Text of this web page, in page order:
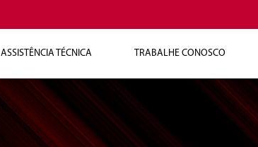
ASSISTÊNCIA TÉCNICA TRABALHE CONOSCO